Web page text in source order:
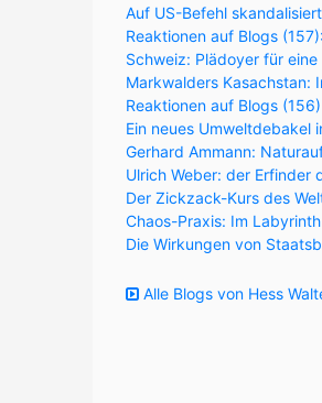
Auf US-Befehl
Reaktionen auf Blogs
Schweiz: Plädoyer für
Markwalders Kasachstan:
Reaktionen auf Blogs
Ein neues Umweltdebakel
Gerhard Ammann:
Ulrich Weber: der Erfinder
Der Zickzack-Kurs des
Chaos-Praxis: Im
Die Wirkungen von
Alle Blogs von Hess